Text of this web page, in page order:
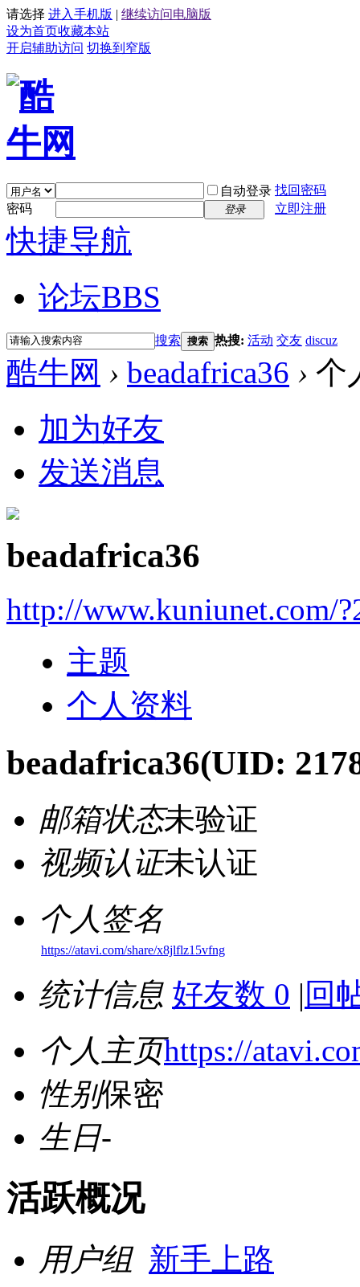
请选择 进入手机版 | 继续访问电脑版
设为首页收藏本站
开启辅助访问 切换到窄版
自动登录 找回密码
密码
登录 立即注册
快捷导航
论坛BBS
搜索 搜索 热搜: 活动 交友 discuz
酷牛网 › beadafrica36 › 个
加为好友
发送消息
beadafrica36
http://www.kuniunet.com/
主题
个人资料
beadafrica36(UID:
邮箱状态未验证
视频认证未认证
个人签名
https://atavi.com/share/x8jlflz15vfng
统计信息 好友数 0 | 回
个人主页https://
性别保密
生日-
活跃概况
用户组 新手上路